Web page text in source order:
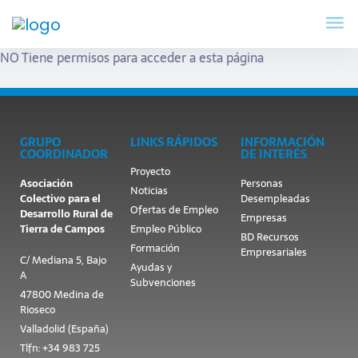
NO Tiene permisos para acceder a esta página
GRUPO
COORDINADOR
Asociación
Colectivo para el
Desarrollo Rural de
Tierra de Campos
C/ Mediana 5, Bajo
A
47800 Medina de
Rioseco
Valladolid (España)
Tlfn: +34 983 725
LINKS RÁPIDOS
Proyecto
Noticias
Ofertas de Empleo
Empleo Público
Formación
Ayudas y
Subvenciones
INFORMACIÓN
DE INTERÉS
Personas
Desempleadas
Empresas
BD Recursos
Empresariales